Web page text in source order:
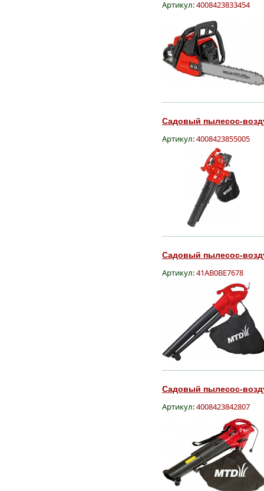
Артикул:4008423833454
Садовый пылесос-
Артикул:4008423855005
Садовый пылесос-
Артикул:41AB0BE7678
Садовый пылесос-
Артикул:4008423842807